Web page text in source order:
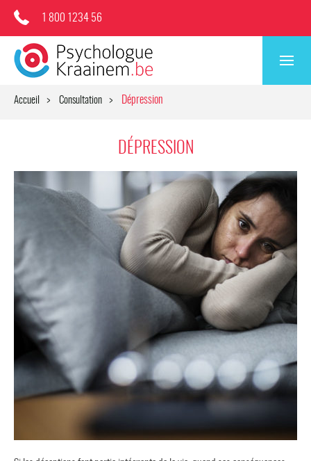
1 800 1234 56
Accueil Consultation Dépression
DÉPRESSION